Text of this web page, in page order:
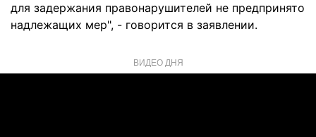
для задержания правонарушителей не предпринято
надлежащих мер", - говорится в заявлении.
ВИДЕО ДНЯ